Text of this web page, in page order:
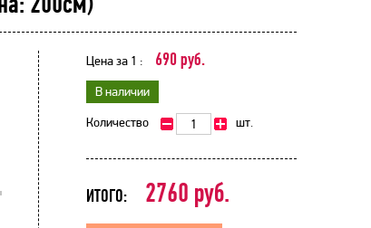
Цена за 1 : 690 руб.
В наличии
Количество шт.
ИТОГО: 2760 руб.